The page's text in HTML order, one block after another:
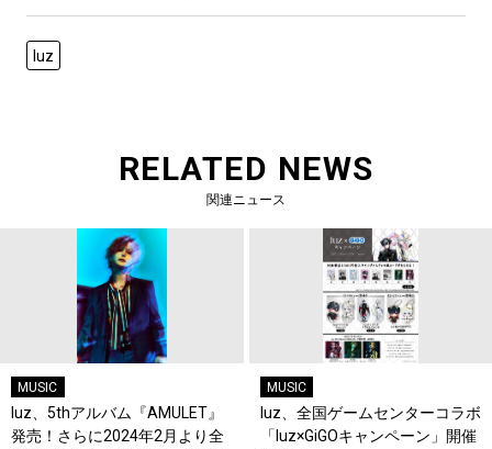
luz
RELATED NEWS
関連ニュース
MUSIC
luz、5thアルバム『AMULET』
発売！さらに2024年2月より全
MUSIC
luz、全国ゲームセンターコラボ
「luz×GiGOキャンペーン」開催